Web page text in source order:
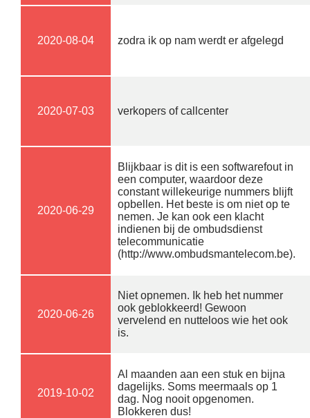
2020-08-04 zodra ik op nam werdt er afgelegd
2020-07-03 verkopers of callcenter
2020-06-29
Blijkbaar is dit is een softwarefout in
een computer, waardoor deze
constant willekeurige nummers blijft
opbellen. Het beste is om niet op te
nemen. Je kan ook een klacht
indienen bij de ombudsdienst
telecommunicatie
(http://www.ombudsmantelecom.be).
2020-06-26
Niet opnemen. Ik heb het nummer
ook geblokkeerd! Gewoon
vervelend en nutteloos wie het ook
is.
2019-10-02
Al maanden aan een stuk en bijna
dagelijks. Soms meermaals op 1
dag. Nog nooit opgenomen.
Blokkeren dus!